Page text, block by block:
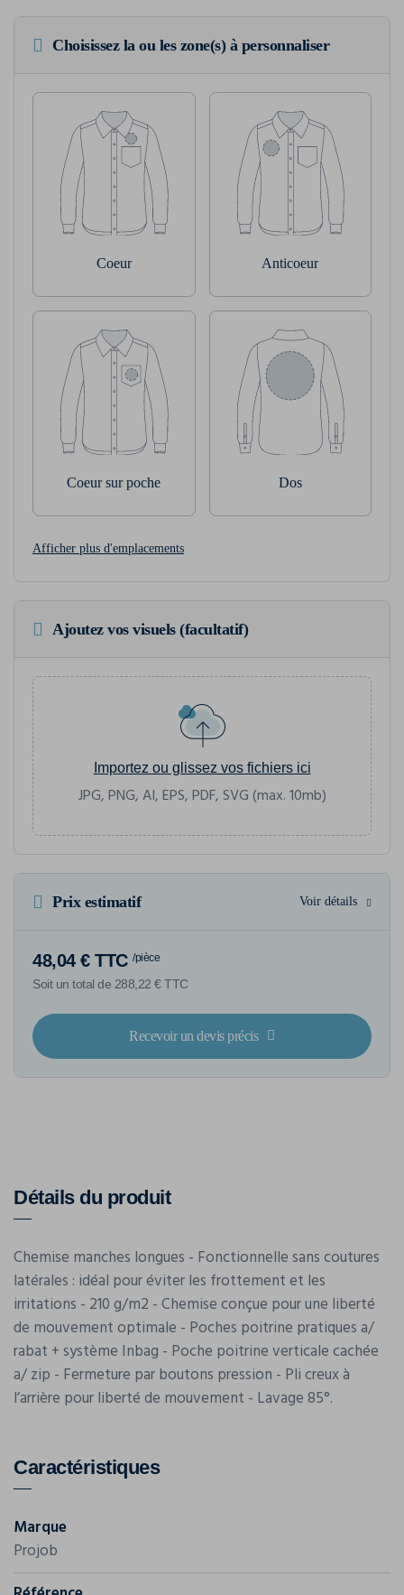
Choisissez la ou les zone(s) à personnaliser
Coeur Anticoeur
Coeur sur poche Dos
Afficher plus d'emplacements
Ajoutez vos visuels (facultatif)
Importez ou glissez vos fichiers ici
JPG, PNG, AI, EPS, PDF, SVG (max. 10mb)
Prix estimatif Voir détails
48,04 € TTC /pièce
Soit un total de 288,22 € TTC
Recevoir un devis précis
Détails du produit
Chemise manches longues - Fonctionnelle sans coutures
latérales : idéal pour éviter les frottement et les
irritations - 210 g/m2 - Chemise conçue pour une liberté
de mouvement optimale - Poches poitrine pratiques a/
rabat + système Inbag - Poche poitrine verticale cachée
a/ zip - Fermeture par boutons pression - Pli creux à
l’arrière pour liberté de mouvement - Lavage 85°.
Caractéristiques
Marque
Projob